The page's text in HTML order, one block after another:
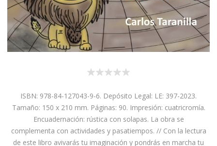
ISBN: 978-84-127043-9-6. Depósito Legal: LE: 397-2023.
Tamaño: 150 x 210 mm. Páginas: 90. Impresión: cuatricromía.
Encuadernación: rústica con solapas. La obra se
complementa con actividades y pasatiempos. // Con la lectura
de este libro avivarás tu imaginación y pondrás en marcha tu